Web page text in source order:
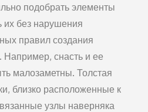
подобрать элементы
их без нарушения
правил создания
снасть и ее
малозаметны. Толстая
близко расположенные к
узлы наверняка